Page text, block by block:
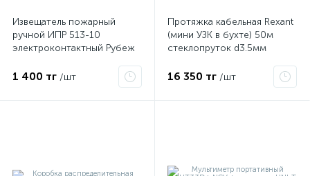
Извещатель пожарный
ручной ИПР 513-10
электроконтактный Рубеж
1 400 тг /шт
Протяжка кабельная Rexant
(мини УЗК в бухте) 50м
стеклопруток d3.5мм
16 350 тг /шт